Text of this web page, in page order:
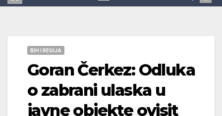
BIH I REGIJA
Goran Čerkez: Odluka
o zabrani ulaska u
javne objekte ovisit